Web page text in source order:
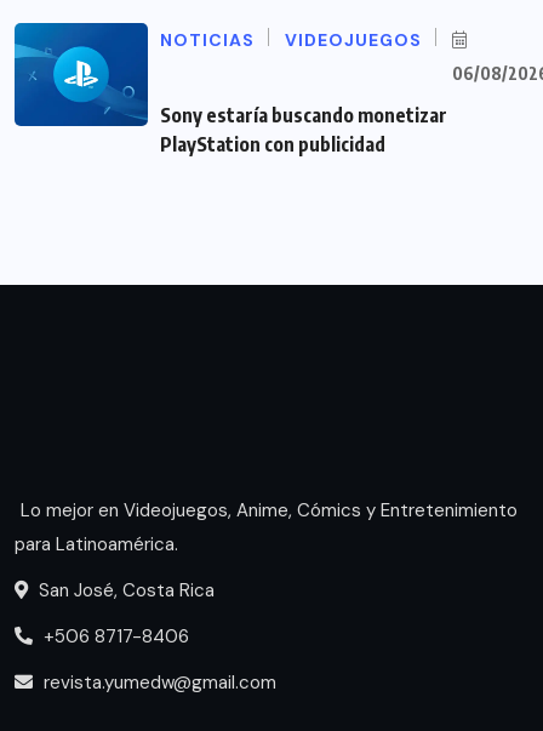
NOTICIAS VIDEOJUEGOS
06/08/
Sony estaría buscando monetizar
PlayStation con publicidad
Lo mejor en Videojuegos, Anime, Cómics y Entretenimiento
para Latinoamérica.
San José, Costa Rica
+506 8717-8406
revista.yumedw@gmail.com